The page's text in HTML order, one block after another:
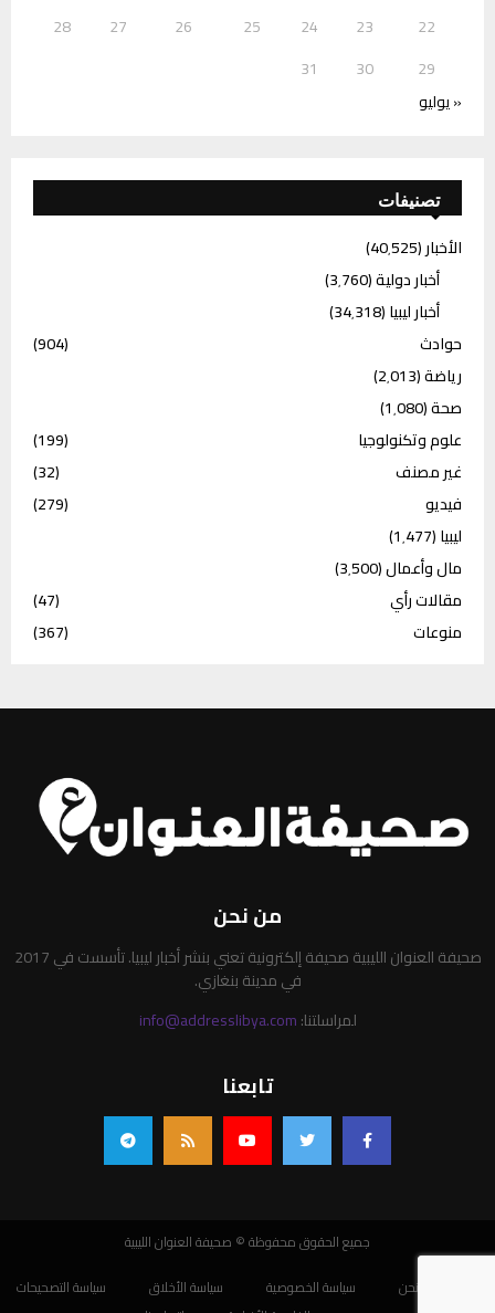
22
23
24
25
26
27
28
29
30
31
« يوليو
تصنيفات
الأخبار(40٬525)
أخبار دولية(3٬760)
أخبار ليبيا(34٬318)
حوادث
(904)
رياضة(2٬013)
صحة(1٬080)
علوم وتكنولوجيا
(199)
غير مصنف
(32)
فيديو
(279)
ليبيا(1٬477)
مال وأعمال(3٬500)
مقالات رأي
(47)
منوعات
(367)
من نحن
صحيفة العنوان الليبية صحيفة إلكترونية تعني بنشر أخبار ليبيا. تأسست في 2017
في مدينة بنغازي.
لمراسلتنا:info@addresslibya.com
تابعنا
جميع الحقوق محفوظة © صحيفة العنوان الليبية
من نحن
سياسة الخصوصية سياسة الأخلاق
سياسة التصحيحات